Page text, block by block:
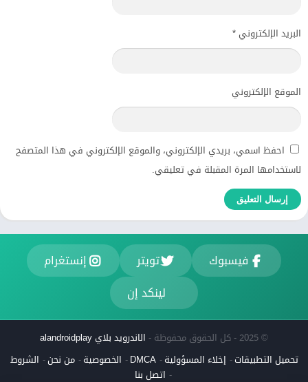
البريد الإلكتروني *
الموقع الإلكتروني
احفظ اسمي، بريدي الإلكتروني، والموقع الإلكتروني في هذا المتصفح
لاستخدامها المرة المقبلة في تعليقي.
فيسبوك تويتر
إنستغرام
لينكد إن
© 2025 - كل الحقوق محفوظة -
الاندرويد بلاي alandroidplay
تحميل التطبيقات إخلاء المسؤولية DMCA الخصوصية من نحن الشروط
اتصل بنا